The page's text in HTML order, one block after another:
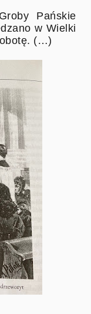
Pańskie
w Wielki
(…)